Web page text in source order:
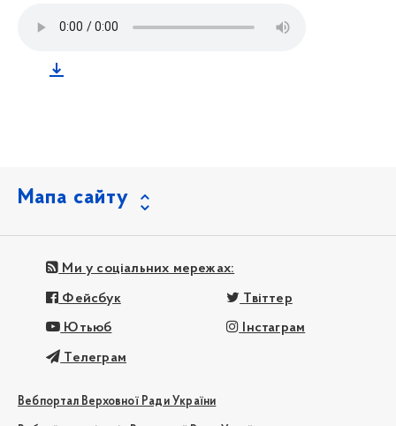
Мапа сайту
Ми у соціальних мережах:
Фейсбук Твіттер
Ютьюб Інстаграм
Телеграм
Вебпортал Верховної Ради України